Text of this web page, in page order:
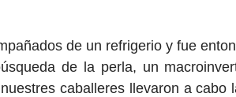
de un refrigerio y fue
de la perla, un
caballeres llevaron a cabo